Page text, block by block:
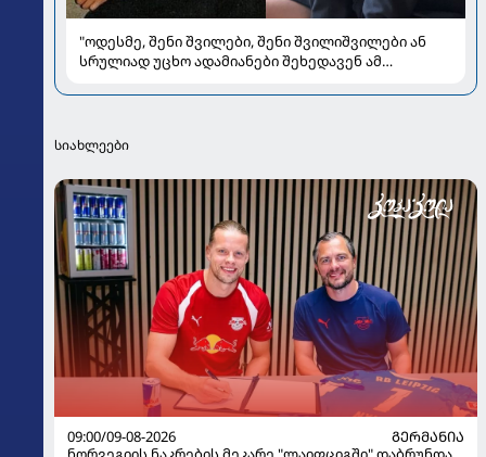
"ოდესმე, შენი შვილები, შენი შვილიშვილები ან
სრულიად უცხო ადამიანები შეხედავენ ამ
ყიფშიძეზე
სიახლეები
09:00/09-08-2026
ᲒᲔᲠᲛᲐᲜᲘᲐ